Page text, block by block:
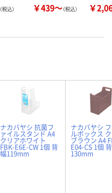
（税込） ￥439～（税込） ￥
ナカバヤシ 抗菌フ
ァイルスタンド A4
クリアホワイト
FBK-E6E-CW 1個 背
幅119mm
ナカバヤシ
ルボックス
ブラウン A4
E04-CS 1個
130mm